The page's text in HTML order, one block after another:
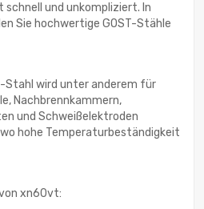
und unkompliziert. In
Sie hochwertige GOST-Stähle
wird unter anderem für
Nachbrennkammern,
und Schweißelektroden
hohe Temperaturbeständigkeit
xn60vt: